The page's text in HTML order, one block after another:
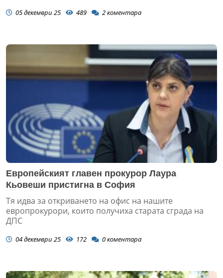
05 декември 25 489 2коментара
Европейският главен прокурор Лаура
Кьовеши пристигна в София
Тя идва за откриването на офис на нашите
европрокурори, които получиха старата сграда на
ДПС
04 декември 25 172 0коментара